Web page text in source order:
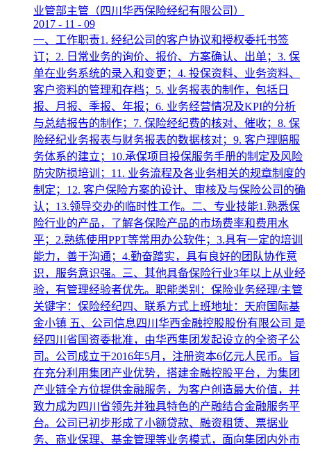
业管部主管（四川华西保险经纪有限公司）
2017 - 11 - 09
一、工作职责1. 经纪公司的客户协议和授权委托书签
订；2. 日常业务的询价、报价、方案确认、出单；3. 保
单在业务系统的录入和变更；4. 投保资料、业务资料、
客户资料的管理和存档；5. 业务报表的制作，包括日
报、月报、季报、年报；6. 业务经营情况及KPI的分析
与总结报告的制作；7. 保险经纪费的核对、催收；8. 保
险经纪业务报表与财务报表的数据核对；9. 客户理赔服
务体系的建立；10.承保项目投保服务手册的制定及风险
防灾防损培训；11. 业务流程及各业务相关的规章制度的
制定；12. 客户保险方案的设计、审核及与保险公司的确
认；13.领导交办的临时性工作。二、专业技能1.熟悉保
险行业的产品，了解各保险产品的市场费率和费用水
平；2.熟练使用PPT等常用办公软件；3.具有一定的培训
能力，善于沟通；4.勤奋踏实，具有良好的团队协作意
识，服务意识强。三、其他具备保险行业3年以上从业经
验，有管理经验者优先。职能类别：保险业务经理/主管
关键字：保险经纪四、联系方式上班地址：天府国际基
金小镇 五、公司信息四川华西金融控股股份有限公司 是
经四川省国资委批准，由华西集团发起设立的全资子公
司。公司成立于2016年5月，注册资本6亿元人民币。旨
在充分利用集团产业优势，搭建金融控股平台，为集团
产业链全方位提供金融服务，为客户创造最大价值，并
致力成为四川省领先并独具特色的产融结合金融服务平
台。公司已初步形成了小额贷款、融资租赁、票据业
务、商业保理、基金管理等业务模式，面向集团内外市